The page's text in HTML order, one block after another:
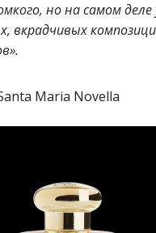
но на самом деле
вкрадчивых
Maria Novella